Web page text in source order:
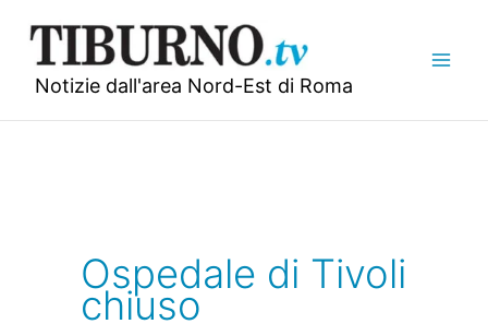
contenuto
Notizie dall'area Nord-Est di Roma
Ospedale di Tivoli
chiuso